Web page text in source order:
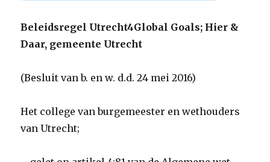
Beleidsregel Utrecht4Global Goals; Hier &
Daar, gemeente Utrecht
(Besluit van b. en w. d.d. 24 mei 2016)
Het college van burgemeester en wethouders
van Utrecht;